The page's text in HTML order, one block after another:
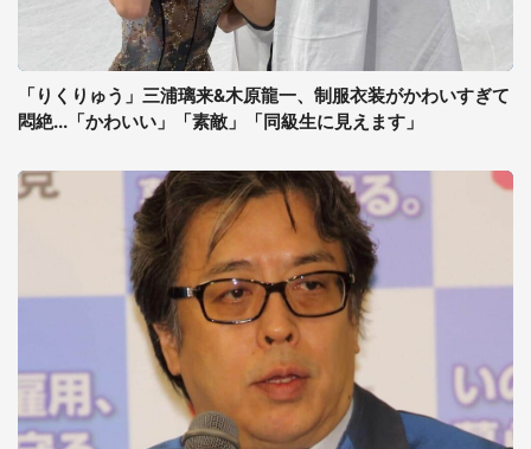
「りくりゅう」三浦璃来&木原龍一、制服衣装がかわいすぎて
悶絶...「かわいい」「素敵」「同級生に見えます」